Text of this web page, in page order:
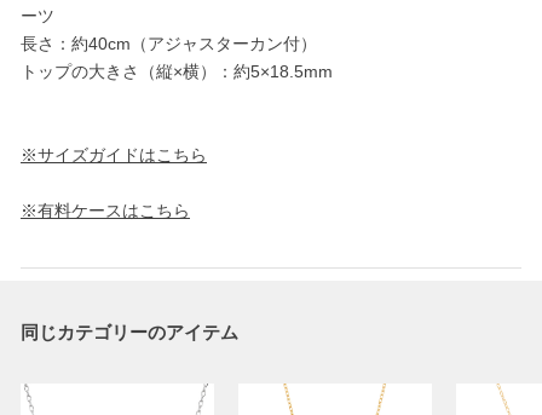
ーツ
長さ：約40cm（アジャスターカン付）
トップの大きさ（縦×横）：約5×18.5mm
※サイズガイドはこちら
※有料ケースはこちら
同じカテゴリーのアイテム